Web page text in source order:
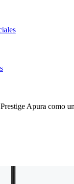
Apura como